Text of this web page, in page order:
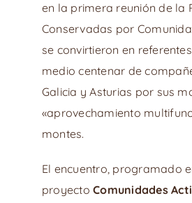
en la primera reunión de la
Conservadas por
se convirtieron en
medio centenar de
Galicia y Asturias por sus
«aprovechamiento
montes.
El encuentro, programado
proyectoComunidades